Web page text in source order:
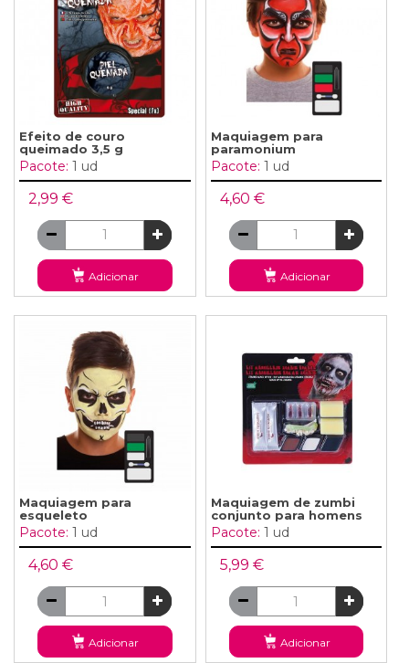
Efeito de couro
queimado 3,5 g
Pacote: 1 ud
2,99 €
Adicionar
Maquiagem para
paramonium
Pacote: 1 ud
4,60 €
Adicionar
Maquiagem para
esqueleto
Pacote: 1 ud
4,60 €
Adicionar
Maquiagem de zumbi
conjunto para homens
Pacote: 1 ud
5,99 €
Adicionar